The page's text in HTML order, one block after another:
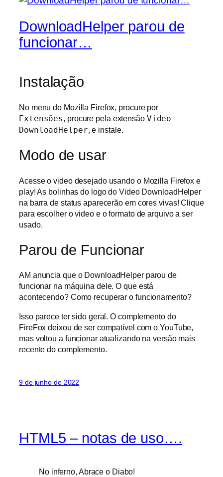
DownloadHelper parou de
funcionar…
Instalação
No menu do Mozilla Firefox, procure por
Extensões, procure pela extensão Video
DownloadHelper, e instale.
Modo de usar
Acesse o video desejado usando o Mozilla Firefox e
play! As bolinhas do logo do Video DownloadHelper
na barra de status aparecerão em cores vivas! Clique
para escolher o video e o formato de arquivo a ser
usado.
Parou de Funcionar
AM anuncia que o DownloadHelper parou de
funcionar na máquina dele. O que está
acontecendo? Como recuperar o funcionamento?
Isso parece ter sido geral. O complemento do
FireFox deixou de ser compatível com o YouTube,
mas voltou a funcionar atualizando na versão mais
recente do complemento.
9 de junho de 2022
HTML5 – notas de uso….
No inferno, Abrace o Diabo!